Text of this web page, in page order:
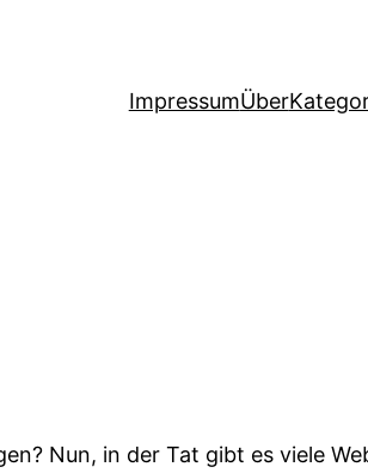
ImpressumÜber
Nun, in der Tat gibt es viele